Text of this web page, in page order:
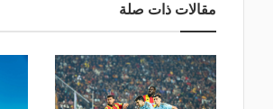
مقالات ذات صلة